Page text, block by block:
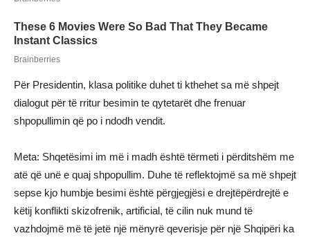
Për Presidentin, klasa politike duhet ti kthehet sa më shpejt
dialogut për të rritur besimin te qytetarët dhe frenuar
shpopullimin që po i ndodh vendit.
Meta: Shqetësimi im më i madh është tërmeti i përditshëm me
atë që unë e quaj shpopullim. Duhe të reflektojmë sa më shpejt
sepse kjo humbje besimi është përgjegjësi e drejtëpërdrejtë e
këtij konflikti skizofrenik, artificial, të cilin nuk mund të
vazhdojmë më të jetë një mënyrë qeverisje për një Shqipëri ka